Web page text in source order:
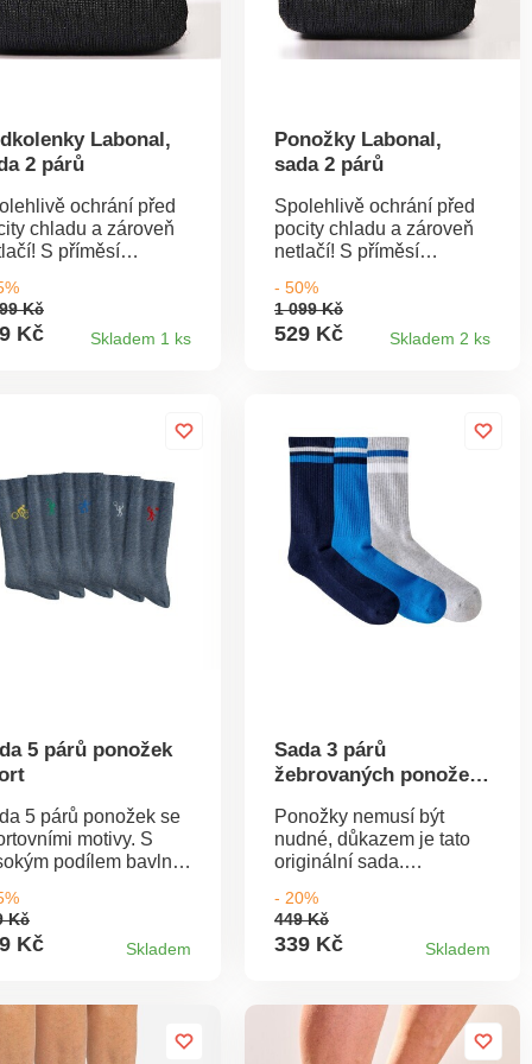
je bezpečný nad
platných norem.
Labonal,
2 párů
ochrání před
chladu a zároveň
S příměsí
Netlačí. Bez
Pata a špička
Sada 2 párů.
Kč
Kč Skladem 1 ks
Ponožky Labonal,
sada 2 párů
Spolehlivě ochrání před
pocity chladu a zároveň
netlačí! S příměsí
Thermocool. Netlačí. Bez
pruženky. Pata a špička
zesílená. Sada 2 párů.
- 50%
1 099 Kč
529 Kč Skladem 2 ks
5 párů ponožek
5 párů ponožek se
motivy. S
podílem bavlny,
Pevná tkanina.
zakončení, extra
špička. Pružný
černých
nebo 5 džínově
Kč
Kč Skladem
Sada 3 párů
žebrovaných ponožek
Ponožky nemusí být
nudné, důkazem je tato
originální sada.
horní části holeně.
Dvojitý lem, který netlačí.
Na holeni pruhy.
1(nebo 2 nebo 3 nebo 4)
IFTH). Tato známka
- 20%
449 Kč
339 Kč Skladem